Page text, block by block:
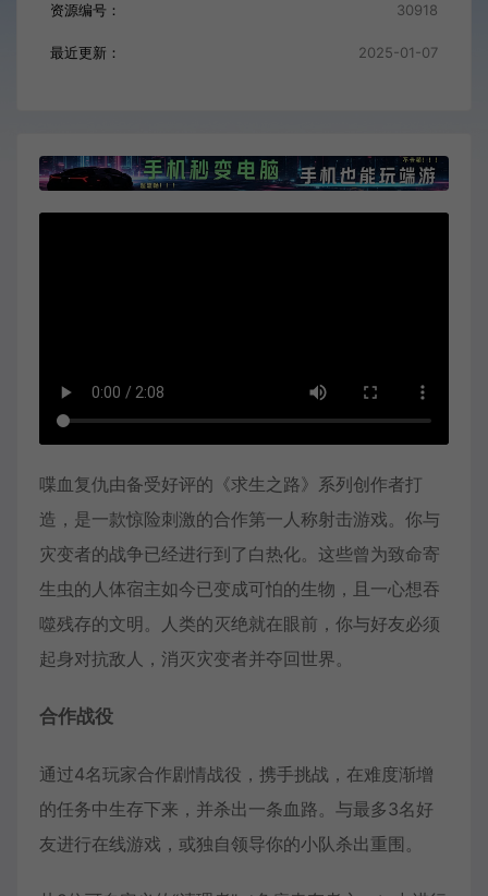
资源编号： 30918
最近更新： 2025-01-07
喋血复仇由备受好评的《求生之路》系列创作者打
造，是一款惊险刺激的合作第一人称射击游戏。你与
灾变者的战争已经进行到了白热化。这些曾为致命寄
生虫的人体宿主如今已变成可怕的生物，且一心想吞
噬残存的文明。人类的灭绝就在眼前，你与好友必须
起身对抗敌人，消灭灾变者并夺回世界。
合作战役
通过4名玩家合作剧情战役，携手挑战，在难度渐增
的任务中生存下来，并杀出一条血路。与最多3名好
友进行在线游戏，或独自领导你的小队杀出重围。